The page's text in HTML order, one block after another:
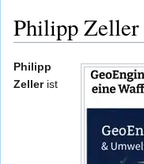
Philipp Zeller
Philipp
Zellerist